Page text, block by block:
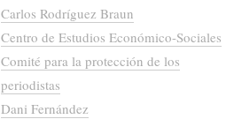
Carlos Rodríguez Braun
Centro de Estudios Económico-Sociales
Comité para la protección de los
periodistas
Dani Fernández